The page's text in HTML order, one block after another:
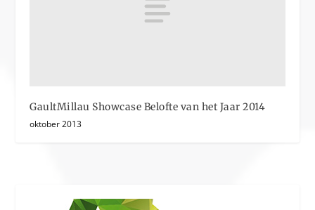
GaultMillau Showcase Belofte van het Jaar 2014
oktober 2013